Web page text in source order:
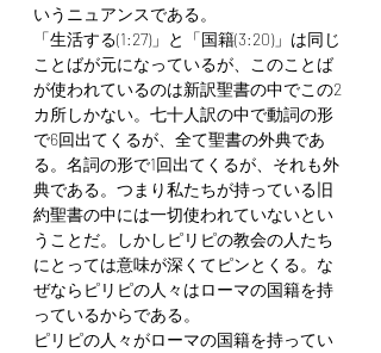
いうニュアンスである。
「生活する(1:27)」と「国籍(3:20)」は同じ
ことばが元になっているが、このことば
が使われているのは新訳聖書の中でこの2
カ所しかない。七十人訳の中で動詞の形
で6回出てくるが、全て聖書の外典であ
る。名詞の形で1回出てくるが、それも外
典である。つまり私たちが持っている旧
約聖書の中には一切使われていないとい
うことだ。しかしピリピの教会の人たち
にとっては意味が深くてピンとくる。な
ぜならピリピの人々はローマの国籍を持
っているからである。
ピリピの人々がローマの国籍を持ってい